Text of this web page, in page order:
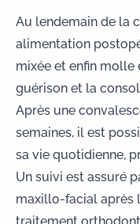
Au lendemain de la
alimentation
mixée et enfin molle
guérison et la
Après une
semaines, il est
sa vie quotidienne,
Un suivi est assuré
maxillo-facialaprès
traitement